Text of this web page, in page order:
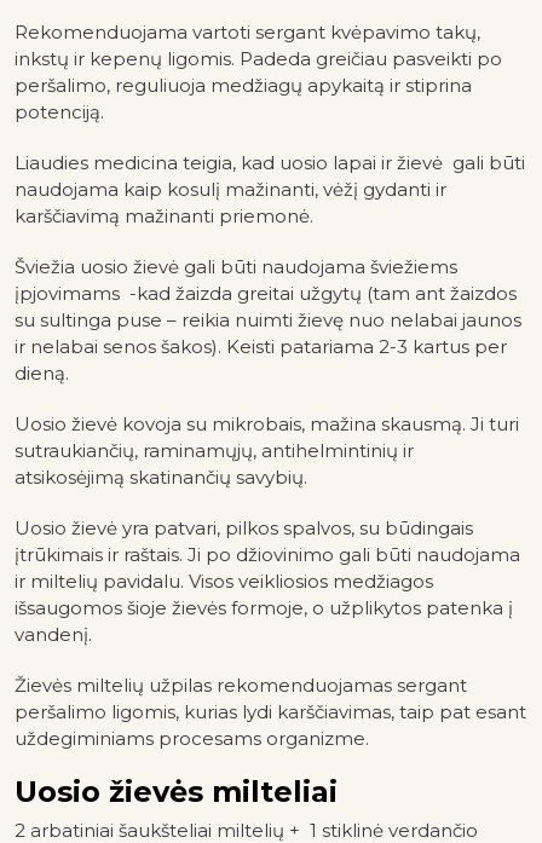
Rekomenduojama vartoti sergant kvėpavimo takų,
inkstų ir kepenų ligomis. Padeda greičiau pasveikti po
peršalimo, reguliuoja medžiagų apykaitą ir stiprina
potenciją.
Liaudies medicina teigia, kad uosio lapai ir žievė gali būti
naudojama kaip kosulį mažinanti, vėžį gydanti ir
karščiavimą mažinanti priemonė.
Šviežia uosio žievė gali būti naudojama šviežiems
įpjovimams -kad žaizda greitai užgytų (tam ant žaizdos
su sultinga puse – reikia nuimti žievę nuo nelabai jaunos
ir nelabai senos šakos). Keisti patariama 2-3 kartus per
dieną.
Uosio žievė kovoja su mikrobais, mažina skausmą. Ji turi
sutraukiančių, raminamųjų, antihelmintinių ir
atsikosėjimą skatinančių savybių.
Uosio žievė yra patvari, pilkos spalvos, su būdingais
įtrūkimais ir raštais. Ji po džiovinimo gali būti naudojama
ir miltelių pavidalu. Visos veikliosios medžiagos
išsaugomos šioje žievės formoje, o užplikytos patenka į
vandenį.
Žievės miltelių užpilas rekomenduojamas sergant
peršalimo ligomis, kurias lydi karščiavimas, taip pat esant
uždegiminiams procesams organizme.
Uosio žievės milteliai
2 arbatiniai šaukšteliai miltelių + 1 stiklinė verdančio